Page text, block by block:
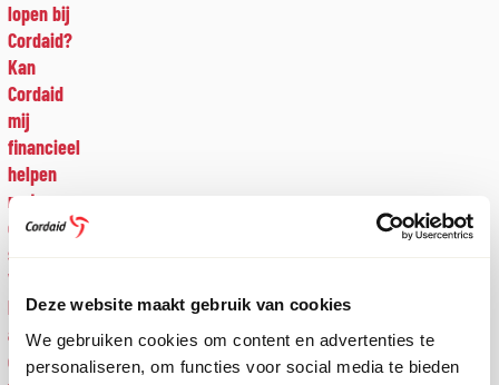
Deze website maakt gebruik van cookies
We gebruiken cookies om content en advertenties te
personaliseren, om functies voor social media te bieden
lopen bij
Cordaid?
Kan
Cordaid
mij
financieel
helpen
met een
eigen
stichting?
Waarom
krijg ik
als
donateur